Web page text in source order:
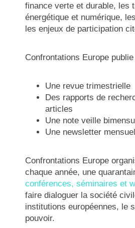
finance verte et durable, les
énergétique et numérique,
les enjeux de participation
Confrontations Europe publie
Une revue trimestrielle
Des rapports de
articles
Une note veille
Une newsletter
Confrontations Europe
chaque année, une
conférences, séminaires et
faire dialoguer la société
institutions européennes, le
pouvoir.